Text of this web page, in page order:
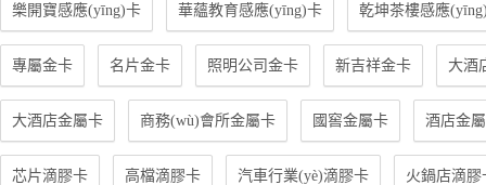
樂開寶感應(yīng)卡 華蘊教育感應(yīng)卡 乾坤茶樓感應
專屬金卡 名片金卡 照明公司金卡 新吉祥金卡 大酒
大酒店金屬卡 商務(wù)會所金屬卡 國窖金屬卡 酒店金
芯片滴膠卡 高檔滴膠卡 汽車行業(yè)滴膠卡 火鍋店滴膠